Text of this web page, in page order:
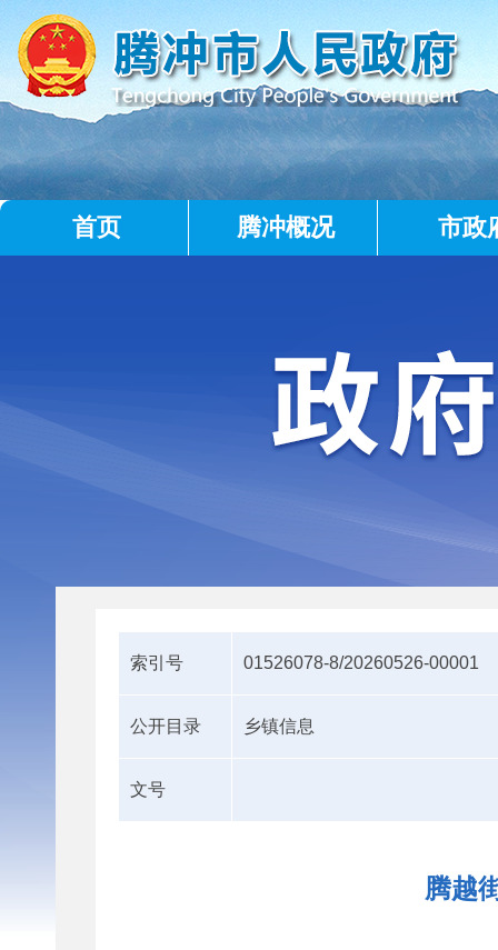
首页 腾冲概况 市政
索引号 01526078-8/20260526-00001
公开目录 乡镇信息
文号
腾越